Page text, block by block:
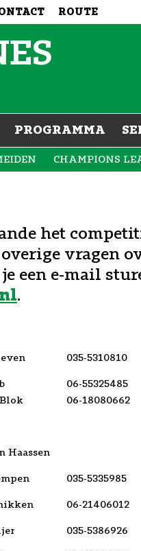
ROUTE
PROGRAMMA
CHAMPIONS
het
vragen
een e-mail
.
035-5310810
06-55325485
06-18080662
Haassen
035-5335985
06-21406012
035-5386926